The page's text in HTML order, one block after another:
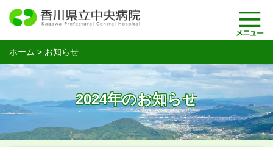
ホーム > お知らせ
2024年のお知らせ